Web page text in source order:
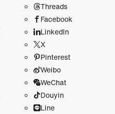
Threads
Facebook
LinkedIn
X
Pinterest
Weibo
WeChat
Douyin
Line